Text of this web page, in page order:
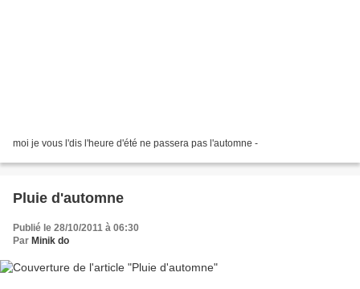
moi je vous l'dis l'heure d'été ne passera pas l'automne -
Pluie d'automne
Publié le 28/10/2011 à 06:30
Par Minik do